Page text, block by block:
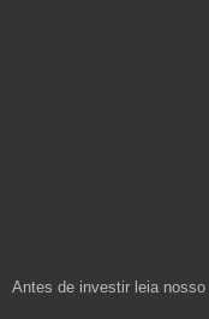
Antes de investir leia nosso